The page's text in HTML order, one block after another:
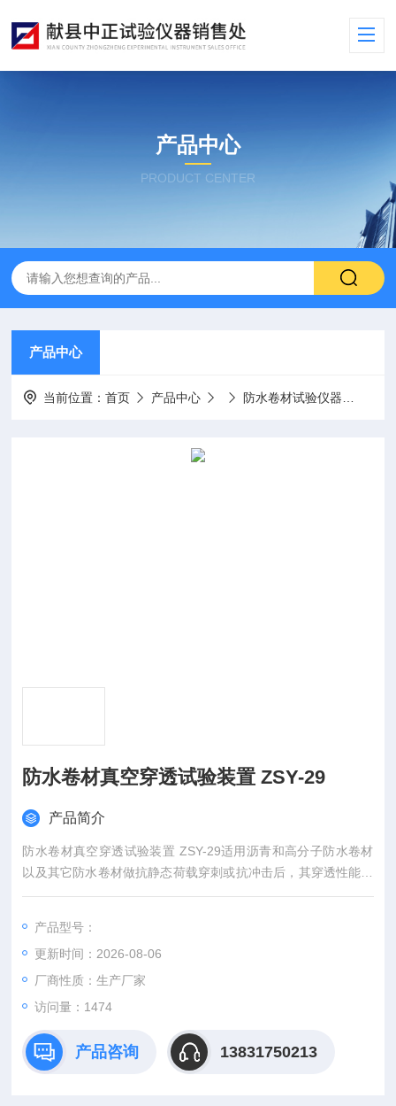
产品中心
PRODUCT CENTER
产品中心
当前位置：首页 产品中心 防水卷材试验仪器
防水卷材真空穿透试验装置 ZSY-29
产品简介
防水卷材真空穿透试验装置 ZSY-29适用沥青和高分子防水卷材
以及其它防水卷材做抗静态荷载穿刺或抗冲击后，其穿透性能的
检测。具有结构简单，操作方便的特点。
产品型号：
更新时间：2026-08-06
厂商性质：生产厂家
访问量：1474
产品咨询 13831750213